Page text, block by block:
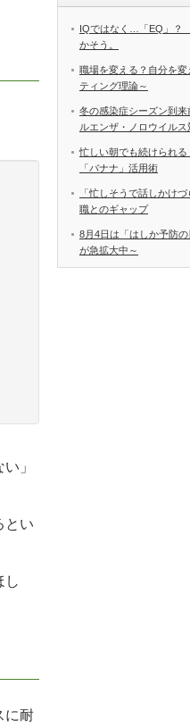
」
とい
し
に耐
IQではなく…「EQ」？
かそう。
職場を変える？自分を
ティング理論～
冬の感染症シーズン到
ルエンザ・ノロウイルス
忙しい朝でも続けられ
「バナナ」活用術
「忙しそうで話しかけ
職とのギャップ
8月4日は「はしか予防
が急拡大中～